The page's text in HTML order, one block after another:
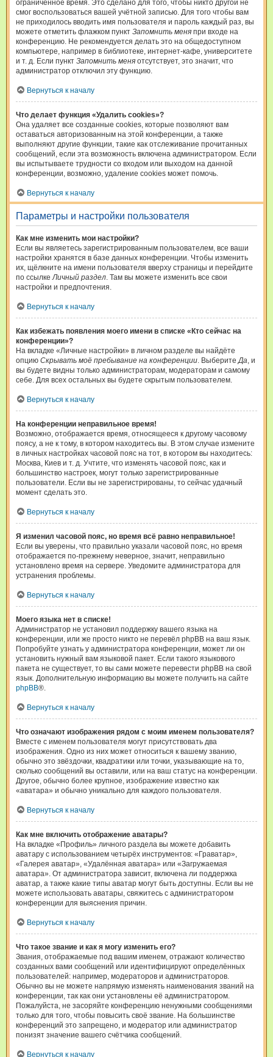
ограниченное время. Это сделано для того, чтобы никто другой не
смог воспользоваться вашей учётной записью. Для того чтобы вам
не приходилось вводить имя пользователя и пароль каждый раз, вы
можете отметить флажком пункт Запомнить меня при входе на
конференцию. Не рекомендуется делать это на общедоступном
компьютере, например в библиотеке, интернет-кафе, университете
и т. д. Если пункт Запомнить меня отсутствует, это значит, что
администратор отключил эту функцию.
Вернуться к началу
Что делает функция «Удалить cookies»?
Она удаляет все созданные cookies, которые позволяют вам
оставаться авторизованным на этой конференции, а также
выполняют другие функции, такие как отслеживание прочитанных
сообщений, если эта возможность включена администратором. Если
вы испытываете трудности со входом или выходом на данной
конференции, возможно, удаление cookies может помочь.
Вернуться к началу
Параметры и настройки пользователя
Как мне изменить мои настройки?
Если вы являетесь зарегистрированным пользователем, все ваши
настройки хранятся в базе данных конференции. Чтобы изменить
их, щёлкните на имени пользователя вверху страницы и перейдите
по ссылкеЛичный раздел. Там вы можете изменить все свои
настройки и предпочтения.
Вернуться к началу
Как избежать появления моего имени в списке «Кто сейчас на
конференции»?
На вкладке «Личные настройки» в личном разделе вы найдёте
опцию Скрывать моё пребывание на конференции. ВыберитеДа, и
вы будете видны только администраторам, модераторам и самому
себе. Для всех остальных вы будете скрытым пользователем.
Вернуться к началу
На конференции неправильное время!
Возможно, отображается время, относящееся к другому часовому
поясу, а не к тому, в котором находитесь вы. В этом случае измените
в личных настройках часовой пояс на тот, в котором вы находитесь:
Москва, Киев и т. д. Учтите, что изменять часовой пояс, как и
большинство настроек, могут только зарегистрированные
пользователи. Если вы не зарегистрированы, то сейчас удачный
момент сделать это.
Вернуться к началу
Я изменил часовой пояс, но время всё равно неправильное!
Если вы уверены, что правильно указали часовой пояс, но время
отображается по-прежнему неверное, значит, неправильно
установлено время на сервере. Уведомите администратора для
устранения проблемы.
Вернуться к началу
Моего языка нет в списке!
Администратор не установил поддержку вашего языка на
конференции, или же просто никто не перевёл phpBB на ваш язык.
Попробуйте узнать у администратора конференции, может ли он
установить нужный вам языковой пакет. Если такого языкового
пакета не существует, то вы сами можете перевести phpBB на свой
язык. Дополнительную информацию вы можете получить на сайте
phpBB®.
Вернуться к началу
Что означают изображения рядом с моим именем пользователя?
Вместе с именем пользователя могут присутствовать два
изображения. Одно из них может относиться к вашему званию,
обычно это звёздочки, квадратики или точки, указывающие на то,
сколько сообщений вы оставили, или на ваш статус на конференции.
Другое, обычно более крупное, изображение известно как
«аватара» и обычно уникально для каждого пользователя.
Вернуться к началу
Как мне включить отображение аватары?
На вкладке «Профиль» личного раздела вы можете добавить
аватару с использованием четырёх инструментов: «Граватар»,
«Галерея аватар», «Удалённая аватара» или «Загружаемая
аватара». От администратора зависит, включена ли поддержка
аватар, а также какие типы аватар могут быть доступны. Если вы не
можете использовать аватары, свяжитесь с администратором
конференции для выяснения причин.
Вернуться к началу
Что такое звание и как я могу изменить его?
Звания, отображаемые под вашим именем, отражают количество
созданных вами сообщений или идентифицируют определённых
пользователей: например, модераторов и администраторов.
Обычно вы не можете напрямую изменять наименования званий на
конференции, так как они установлены её администратором.
Пожалуйста, не засоряйте конференцию ненужными сообщениями
только для того, чтобы повысить своё звание. На большинстве
конференций это запрещено, и модератор или администратор
понизят значение вашего счётчика сообщений.
Вернуться к началу